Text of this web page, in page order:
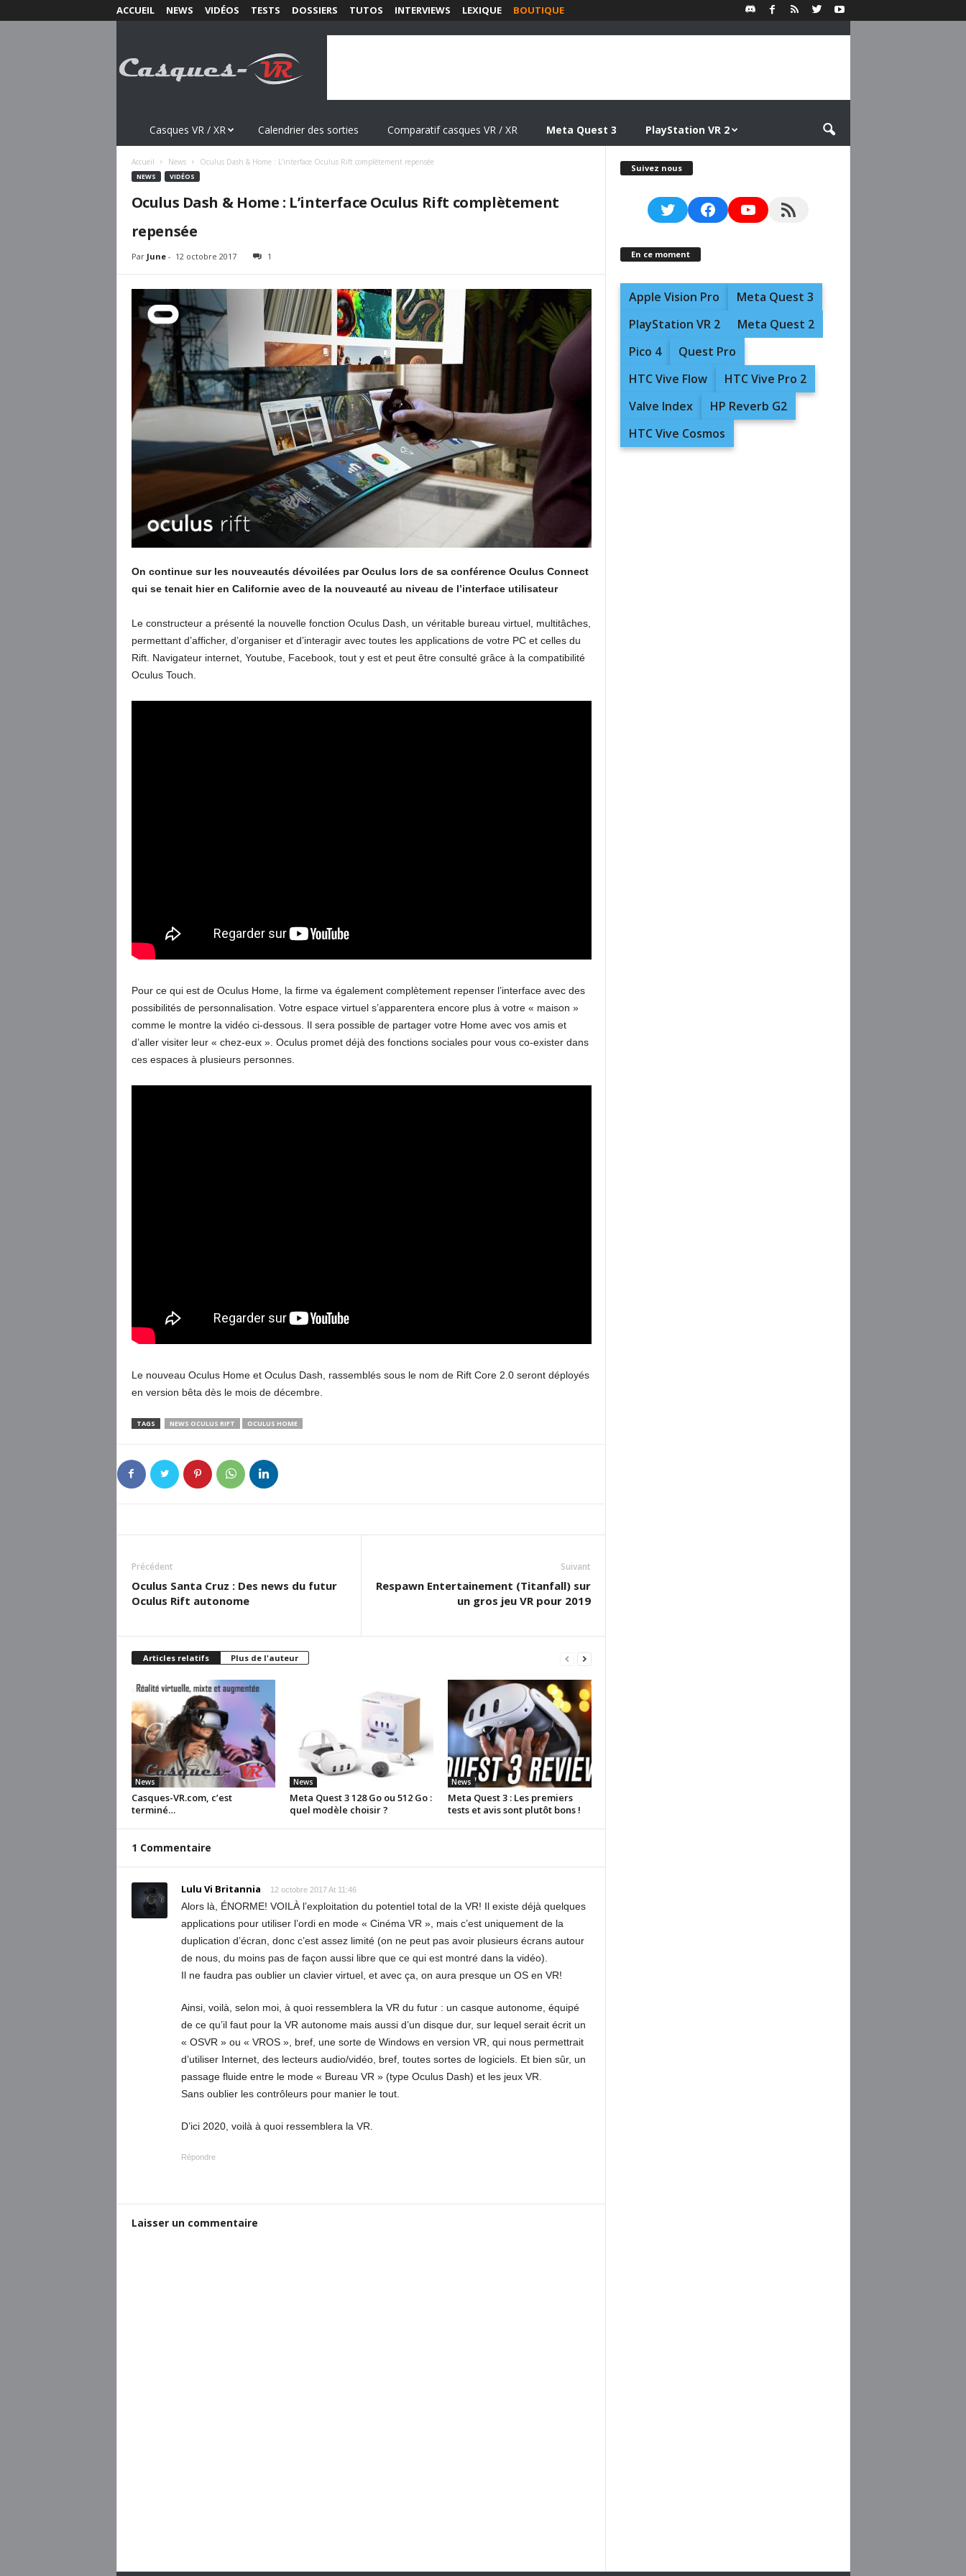
ACCUEIL NEWS VIDÉOS TESTS DOSSIERS TUTOS INTERVIEWS LEXIQUE BOUTIQUE
s
Casques VR / XR Calendrier des sorties Comparatif casques VR / XR Meta Quest 3 PlayStation VR 2
Accueil News Oculus Dash & Home : L’interface Oculus Rift complètement repensée
NEWS VIDÉOS
Oculus Dash & Home : L’interface Oculus Rift complètement
repensée
Par June- 12 octobre 2017 1
On continue sur les nouveautés dévoilées par Oculus lors de sa conférence Oculus Connect
qui se tenait hier en Californie avec de la nouveauté au niveau de l’interface utilisateur
Le constructeur a présenté la nouvelle fonction Oculus Dash, un véritable bureau virtuel, multitâches,
permettant d’afficher, d’organiser et d’interagir avec toutes les applications de votre PC et celles du
Rift. Navigateur internet, Youtube, Facebook, tout y est et peut être consulté grâce à la compatibilité
Oculus Touch.
Pour ce qui est de Oculus Home, la firme va également complètement repenser l’interface avec des
possibilités de personnalisation. Votre espace virtuel s’apparentera encore plus à votre « maison »
comme le montre la vidéo ci-dessous. Il sera possible de partager votre Home avec vos amis et
d’aller visiter leur « chez-eux ». Oculus promet déjà des fonctions sociales pour vous co-exister dans
ces espaces à plusieurs personnes.
Le nouveau Oculus Home et Oculus Dash, rassemblés sous le nom de Rift Core 2.0 seront déployés
en version bêta dès le mois de décembre.
TAGS NEWS OCULUS RIFT OCULUS HOME
Précédent
Oculus Santa Cruz : Des news du futur
Oculus Rift autonome
Suivant
Respawn Entertainement (Titanfall) sur
un gros jeu VR pour 2019
Articles relatifs Plus de l'auteur
News
Casques-VR.com, c’est
terminé…
News
Meta Quest 3 128 Go ou 512 Go :
quel modèle choisir ?
News
Meta Quest 3 : Les premiers
tests et avis sont plutôt bons !
1 Commentaire
Lulu Vi Britannia 12 octobre 2017 At 11:46
Alors là, ÉNORME! VOILÀ l’exploitation du potentiel total de la VR! Il existe déjà quelques
applications pour utiliser l’ordi en mode « Cinéma VR », mais c’est uniquement de la
duplication d’écran, donc c’est assez limité (on ne peut pas avoir plusieurs écrans autour
de nous, du moins pas de façon aussi libre que ce qui est montré dans la vidéo).
Il ne faudra pas oublier un clavier virtuel, et avec ça, on aura presque un OS en VR!
Ainsi, voilà, selon moi, à quoi ressemblera la VR du futur : un casque autonome, équipé
de ce qu’il faut pour la VR autonome mais aussi d’un disque dur, sur lequel serait écrit un
« OSVR » ou « VROS », bref, une sorte de Windows en version VR, qui nous permettrait
d’utiliser Internet, des lecteurs audio/vidéo, bref, toutes sortes de logiciels. Et bien sûr, un
passage fluide entre le mode « Bureau VR » (type Oculus Dash) et les jeux VR.
Sans oublier les contrôleurs pour manier le tout.
D’ici 2020, voilà à quoi ressemblera la VR.
Répondre
Laisser un commentaire
Suivez nous
TwitterFacebookYouTubeRSS Feed
En ce moment
Apple Vision Pro
Meta Quest 3
PlayStation VR 2
Meta Quest 2
Pico 4
Quest Pro
HTC Vive Flow
HTC Vive Pro 2
Valve Index
HP Reverb G2
HTC Vive Cosmos